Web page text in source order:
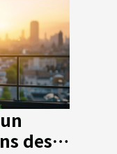
des